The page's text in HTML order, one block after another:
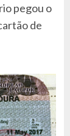
pegou o
de